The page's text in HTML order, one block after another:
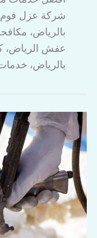
شركة عزل
بالرياض،
عفش الرياض،
بالرياض،